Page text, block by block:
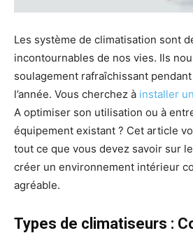
Les système de climatisation sont
incontournables de nos vies. Ils
soulagement rafraîchissant
l’année. Vous cherchez à installer
A optimiser son utilisation ou à
équipement existant ? Cet article
tout ce que vous devez savoir sur
créer un environnement intérieur
agréable.
Types de climatiseurs :